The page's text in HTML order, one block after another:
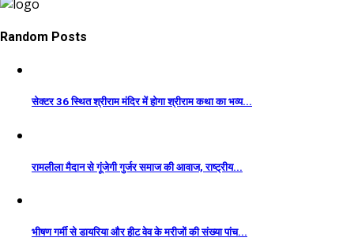
Random Posts
सेक्टर 36 स्थित श्रीराम मंदिर में होगा श्रीराम कथा का भव्य...
रामलीला मैदान से गूंजेगी गुर्जर समाज की आवाज, राष्ट्रीय...
भीषण गर्मी से डायरिया और हीट वेव के मरीजों की संख्या पांच...